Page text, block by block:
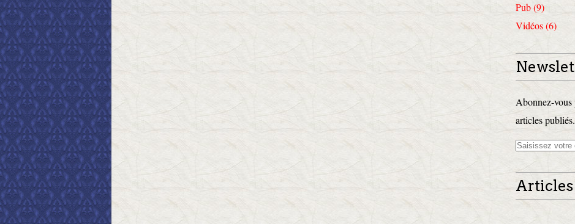
Pub (9)
Vidéos (6)
Abonnez-vous
articles publiés.
Articles